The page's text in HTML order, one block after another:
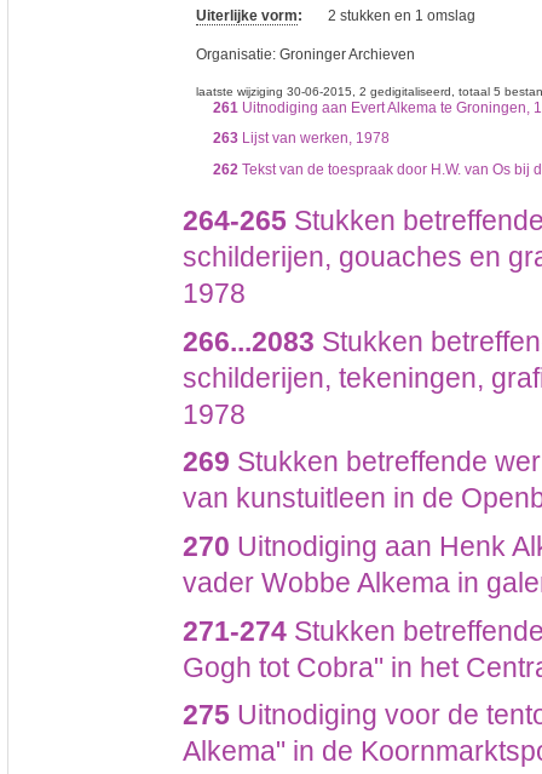
Uiterlijke vorm: 2 stukken en 1 omslag
Organisatie: Groninger Archieven
laatste wijziging 30-06-2015 2 gedigitaliseerd totaal 5
261Uitnodiging aan Evert Alkema te Groningen,
263Lijst van werken, 1978
262Tekst van de toespraak door H.W. van Os bij
264-265Stukken
schilderijen, gouaches en
1978
266...2083 Stukken
schilderijen, tekeningen,
1978
269 Stukken betreffende
van kunstuitleen in de
270 Uitnodiging aan Henk
vader Wobbe Alkema in
271-274Stukken
Gogh tot Cobra" in het
275Uitnodiging voor de
Alkema" in de